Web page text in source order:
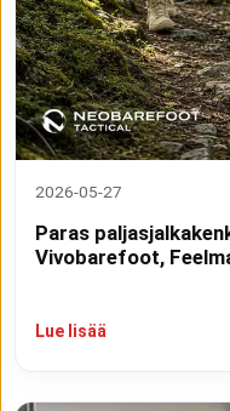
2026-05-27
Paras
Vivobarefoot,
Lue lisää